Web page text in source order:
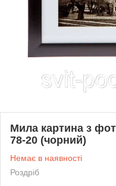
Мила картина з
78-20 (чорний)
Немає в наявності
Роздріб